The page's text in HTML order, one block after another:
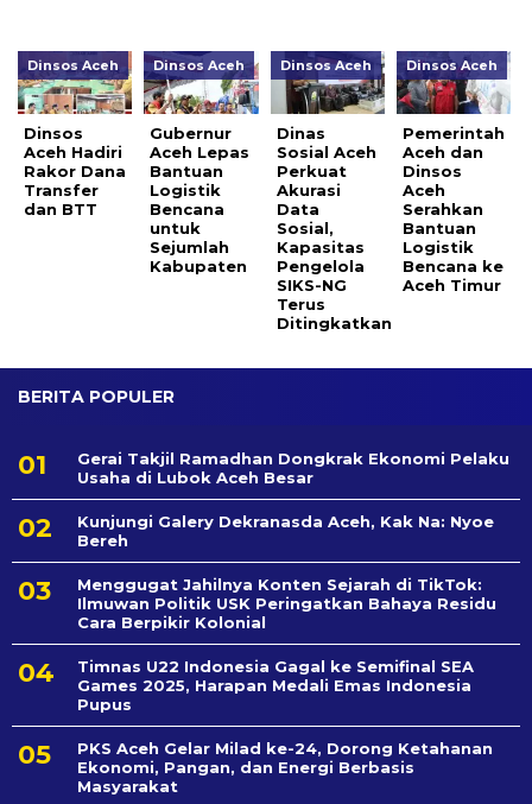
Dinsos Aceh
Dinsos
Aceh Hadiri
Rakor Dana
Transfer
dan BTT
Dinsos Aceh
Gubernur
Aceh Lepas
Bantuan
Logistik
Bencana
untuk
Sejumlah
Kabupaten
Dinsos Aceh
Dinas
Sosial Aceh
Perkuat
Akurasi
Data
Sosial,
Kapasitas
Pengelola
SIKS-NG
Terus
Ditingkatkan
Dinsos Aceh
Pemerintah
Aceh dan
Dinsos
Aceh
Serahkan
Bantuan
Logistik
Bencana ke
Aceh Timur
BERITA POPULER
Gerai Takjil Ramadhan Dongkrak Ekonomi Pelaku
Usaha di Lubok Aceh Besar
Kunjungi Galery Dekranasda Aceh, Kak Na: Nyoe
Bereh
Menggugat Jahilnya Konten Sejarah di TikTok:
Ilmuwan Politik USK Peringatkan Bahaya Residu
Cara Berpikir Kolonial
Timnas U22 Indonesia Gagal ke Semifinal SEA
Games 2025, Harapan Medali Emas Indonesia
Pupus
PKS Aceh Gelar Milad ke-24, Dorong Ketahanan
Ekonomi, Pangan, dan Energi Berbasis
Masyarakat